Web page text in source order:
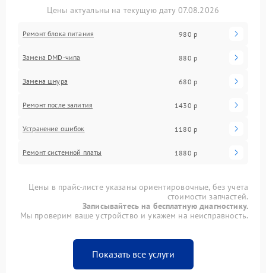
Цены актуальны на текущую дату 07.08.2026
Ремонт блока питания 980 р
Замена DMD-чипа 880 р
Замена шнура 680 р
Ремонт после залития 1430 р
Устранение ошибок 1180 р
Ремонт системной платы 1880 р
Цены в прайс-листе указаны ориентировочные, без учета
стоимости запчастей.
Записывайтесь на бесплатную диагностику.
Мы проверим ваше устройство и укажем на неисправность.
Показать все услуги